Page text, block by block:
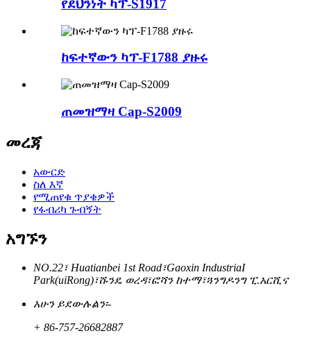
የደህንነት ካፕ-S1917
ከፍተኛውን ካፕ-F1788 ያዙሩ
ጠመዝማዛ Cap-S2009
መረጃ
አውርድ
ስለ እኛ
የሚጠየቁ ጥያቄዎች
የፋብሪካ ጉብኝት
አግኙን
NO.22፣ Huatianbei 1st Road፣Gaoxin IndustriaI
Park(uiRong)፣ሹንዴ ወረዳ፣ፎሻን ከተማ፣ጓንግዶንግ ፒ.አርሺና
አሁን ይደውሉልን፡-
+ 86-757-26682887